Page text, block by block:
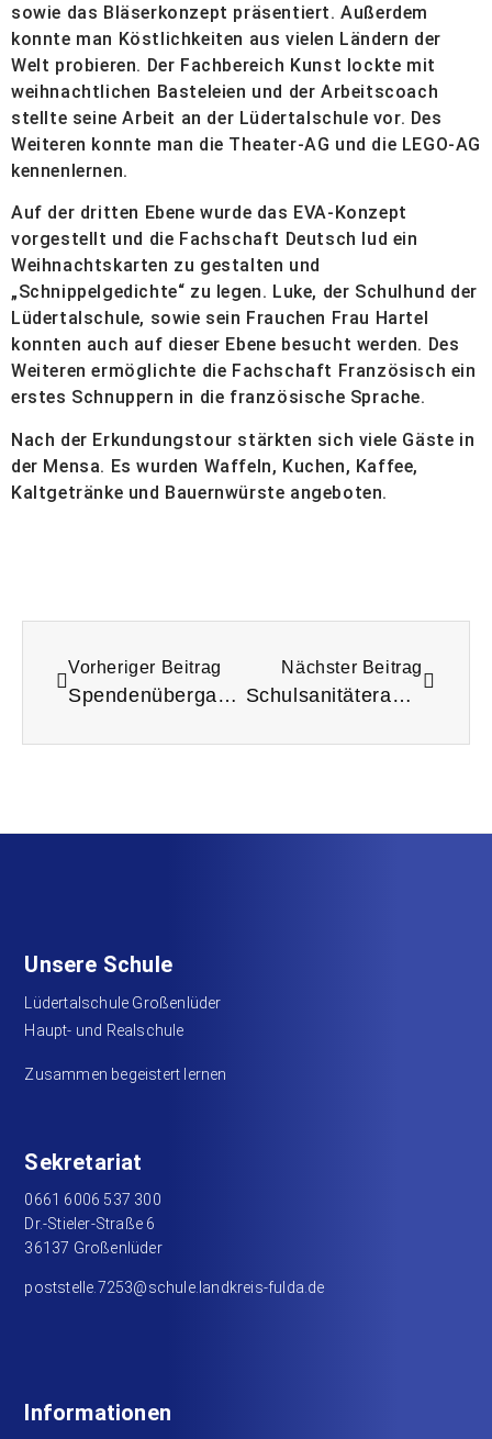
sowie das Bläserkonzept präsentiert. Außerdem
konnte man Köstlichkeiten aus vielen Ländern der
Welt probieren. Der Fachbereich Kunst lockte mit
weihnachtlichen Basteleien und der Arbeitscoach
stellte seine Arbeit an der Lüdertalschule vor. Des
Weiteren konnte man die Theater-AG und die LEGO-AG
kennenlernen.
Auf der dritten Ebene wurde das EVA-Konzept
vorgestellt und die Fachschaft Deutsch lud ein
Weihnachtskarten zu gestalten und
„Schnippelgedichte“ zu legen. Luke, der Schulhund der
Lüdertalschule, sowie sein Frauchen Frau Hartel
konnten auch auf dieser Ebene besucht werden. Des
Weiteren ermöglichte die Fachschaft Französisch ein
erstes Schnuppern in die französische Sprache.
Nach der Erkundungstour stärkten sich viele Gäste in
der Mensa. Es wurden Waffeln, Kuchen, Kaffee,
Kaltgetränke und Bauernwürste angeboten.
Vorheriger Beitrag
Spendenübergabe der Lesescouts an LebKom e.V.
Nächster Beitrag
Schulsanitäterausflug an die Rettungswache in Petersberg
Unsere Schule
Lüdertalschule Großenlüder
Haupt- und Realschule
Zusammen begeistert lernen
Sekretariat
0661 6006 537 300
Dr.-Stieler-Straße 6
36137 Großenlüder
poststelle.7253@schule.landkreis-fulda.de
Informationen